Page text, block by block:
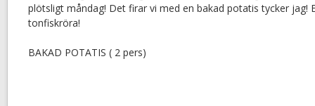
plötsligt måndag! Det firar vi med en bakad potatis tycker jag!
tonfiskröra!
BAKAD POTATIS ( 2 pers)